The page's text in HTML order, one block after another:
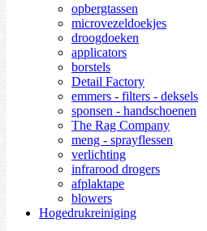
opbergtassen
microvezeldoekjes
droogdoeken
applicators
borstels
Detail Factory
emmers - filters - deksels
sponsen - handschoenen
The Rag Company
meng - sprayflessen
verlichting
infrarood drogers
afplaktape
blowers
Hogedrukreiniging